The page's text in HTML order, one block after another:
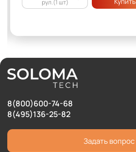
рул.(1 шт)
8(800)600-74-68
8(495)136-25-82
Задать вопрос